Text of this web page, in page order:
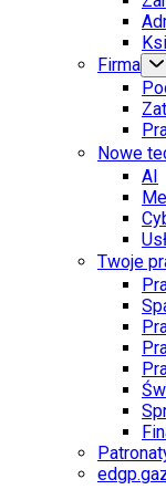
Firma
Nowe
AI
Twoje